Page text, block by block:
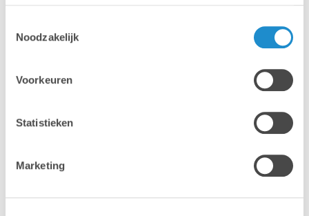
Noodzakelijk
Voorkeuren
Statistieken
Marketing